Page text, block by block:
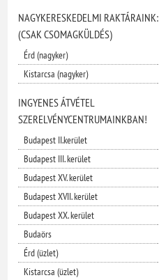
NAGYKERESKEDELMI RAKTÁRAINK:
(CSAK CSOMAGKÜLDÉS)
Érd (nagyker)
Kistarcsa (nagyker)
INGYENES ÁTVÉTEL
SZERELVÉNYCENTRUMAINKBAN!
Budapest II.kerület
Budapest III. kerület
Budapest XV. kerület
Budapest XVII. kerület
Budapest XX. kerület
Budaörs
Érd (üzlet)
Kistarcsa (üzlet)